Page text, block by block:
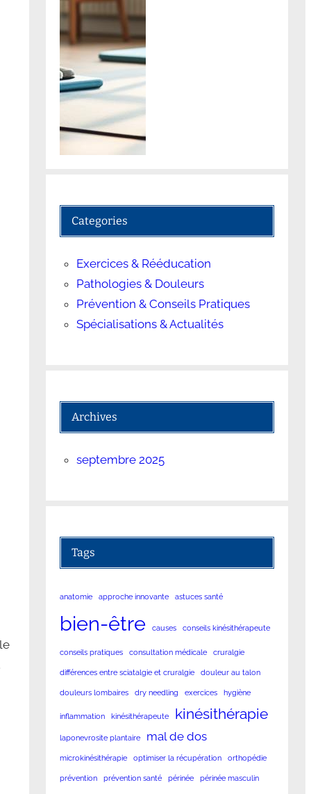
Categories
Exercices & Rééducation
Pathologies & Douleurs
Prévention & Conseils Pratiques
Spécialisations & Actualités
Archives
septembre 2025
Tags
anatomie approche innovante astuces santé
bien-être causes conseils kinésithérapeute
conseils pratiques consultation médicale cruralgie
différences entre sciatalgie et cruralgie douleur au talon
douleurs lombaires dry needling exercices hygiène
inflammation kinésithérapeute kinésithérapie
laponevrosite plantaire mal de dos
microkinésithérapie optimiser la récupération orthopédie
prévention prévention santé périnée périnée masculin